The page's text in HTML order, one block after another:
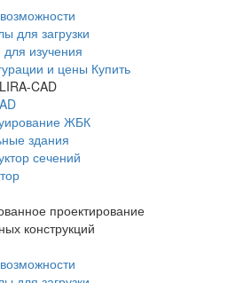
для загрузки
изучения
и цены Купить
CAD
ЖБК
здания
сечений
проектирование
конструкций